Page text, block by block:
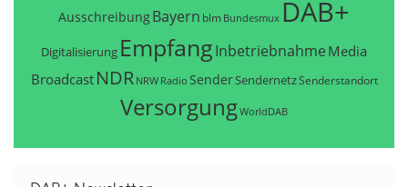
AusschreibungBayern blm Bundesmux DAB+
Digitalisierung EmpfangInbetriebnahme Media
Broadcast NDR NRW Radio SenderSendernetzSenderstandort
VersorgungWorldDAB